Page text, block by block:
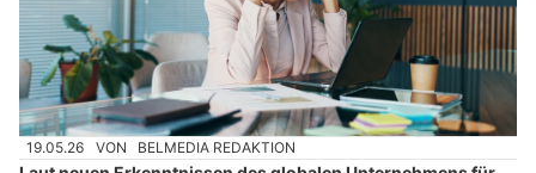
19.05.26 VON BELMEDIA REDAKTION